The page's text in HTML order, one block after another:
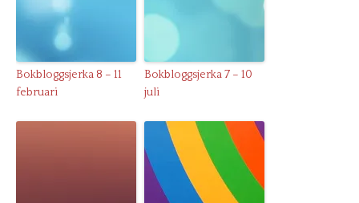
Bokbloggsjerka 8 – 11
februari
Bokbloggsjerka 7 – 10
juli